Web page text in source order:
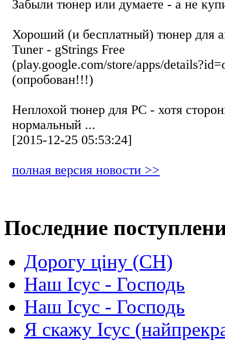
Забыли тюнер или думаете - а не
Хороший (и бесплатный) тюнер для
Tuner - gStrings Free
(play.google.com/store/apps/
(опробован!!!)
Неплохой тюнер для РС - хотя
нормальный ...
[2015-12-25 05:53:24]
полная версия новости >>
Последние
Дорогу ціну (СН)
Наш Ісус - Господь
Наш Ісус - Господь
Я скажу Ісус